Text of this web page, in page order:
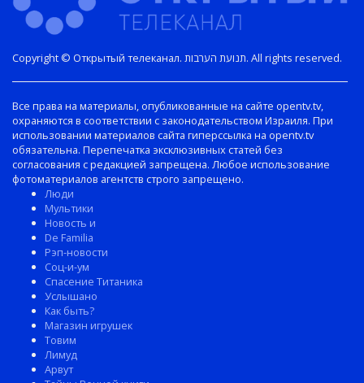
Copyright © Открытый телеканал. תנועת הערבות. All rights reserved.
Все права на материалы, опубликованные на сайте opentv.tv,
охраняются в соответствии с законодательством Израиля. При
использовании материалов сайта гиперссылка на opentv.tv
обязательна. Перепечатка эксклюзивных статей без
согласования с редакцией запрещена. Любое использование
фотоматериалов агентств строго запрещено.
Люди
Мультики
Новость и
De Familia
Рэп-новости
Соц-и-ум
Спасение Титаника
Услышано
Как быть?
Магазин игрушек
Товим
Лимуд
Арвут